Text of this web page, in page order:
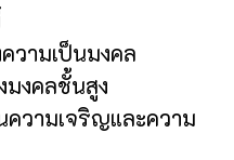
วามเป็นมงคล
งคลชั้นสูง
วามเจริญและความ